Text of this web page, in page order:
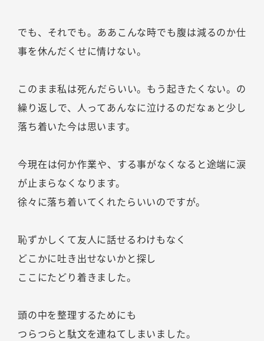
でも、それでも。ああこんな時でも腹は減るのか仕
事を休んだくせに情けない。
このまま私は死んだらいい。もう起きたくない。の
繰り返しで、人ってあんなに泣けるのだなぁと少し
落ち着いた今は思います。
今現在は何か作業や、する事がなくなると途端に涙
が止まらなくなります。
徐々に落ち着いてくれたらいいのですが。
恥ずかしくて友人に話せるわけもなく
どこかに吐き出せないかと探し
ここにたどり着きました。
頭の中を整理するためにも
つらつらと駄文を連ねてしまいました。